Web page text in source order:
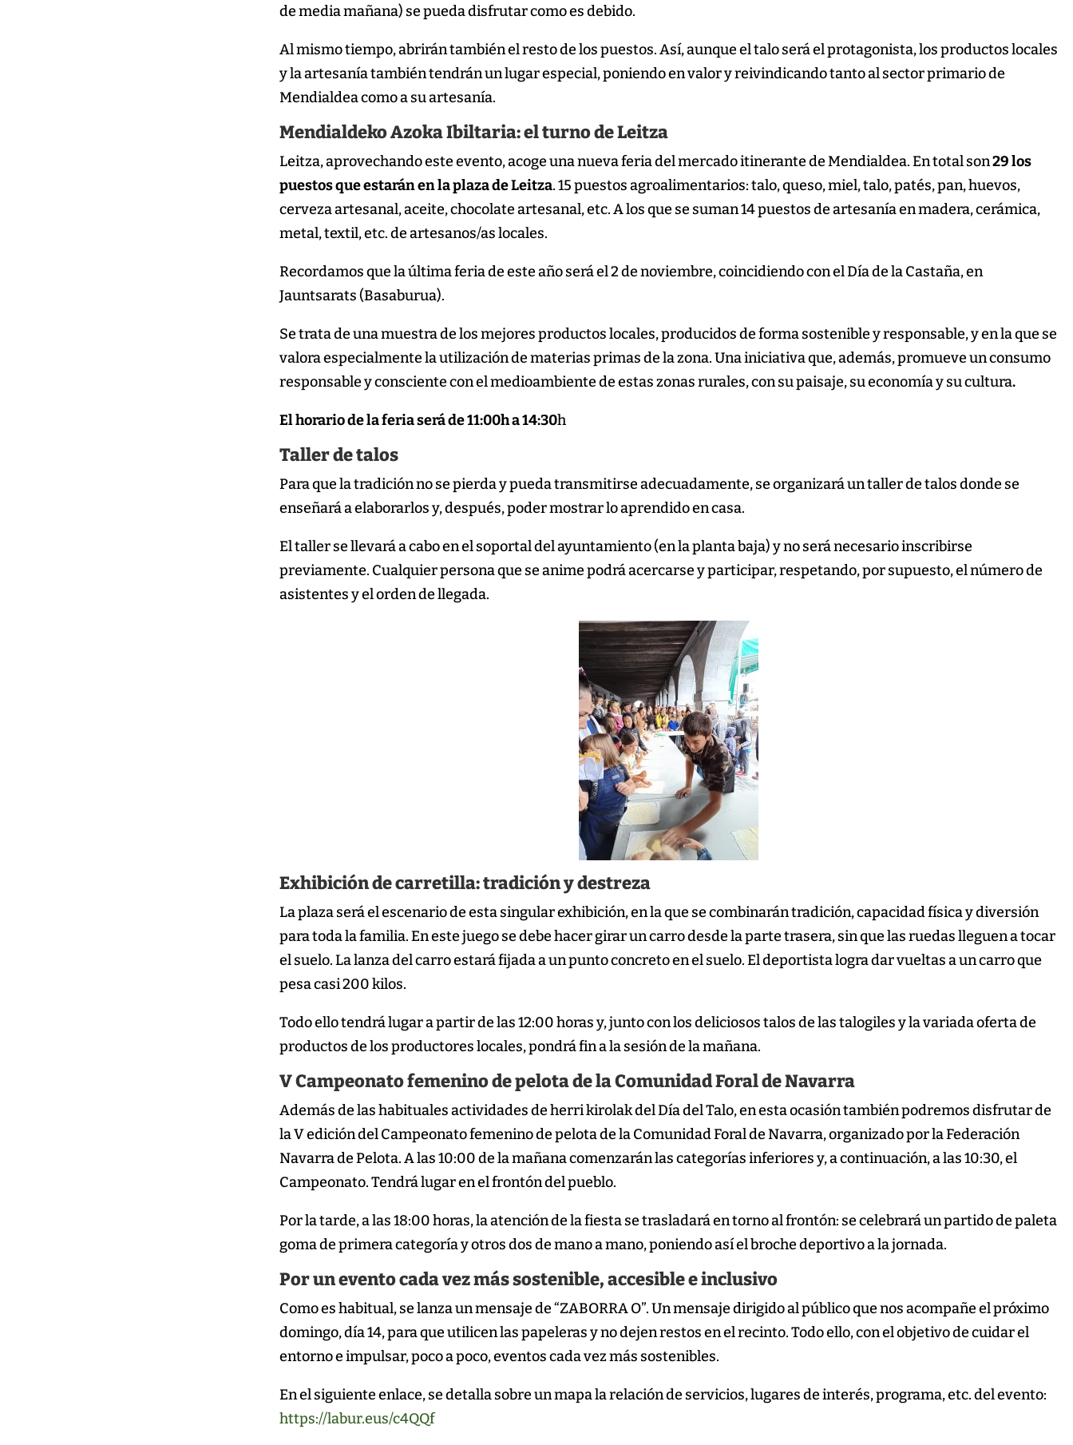
de media mañana) se pueda disfrutar como es debido.
Al mismo tiempo, abrirán también el resto de los puestos. Así, aunque el talo será el protagonista, los productos locales
y la artesanía también tendrán un lugar especial, poniendo en valor y reivindicando tanto al sector primario de
Mendialdea como a su artesanía.
Mendialdeko Azoka Ibiltaria: el turno de Leitza
Leitza, aprovechando este evento, acoge una nueva feria del mercado itinerante de Mendialdea. En total son29 los
puestos que estarán en la plaza de Leitza. 15 puestos agroalimentarios: talo, queso, miel, talo, patés, pan, huevos,
cerveza artesanal, aceite, chocolate artesanal, etc. A los que se suman 14 puestos de artesanía en madera, cerámica,
metal, textil, etc. de artesanos/as locales.
Recordamos que la última feria de este año será el 2 de noviembre, coincidiendo con el Día de la Castaña, en
Jauntsarats (Basaburua).
Se trata de una muestra de los mejores productos locales, producidos de forma sostenible y responsable, y en la que se
valora especialmente la utilización de materias primas de la zona. Una iniciativa que, además, promueve un consumo
responsable y consciente con el medioambiente de estas zonas rurales, con su paisaje, su economía y su cultura.
El horario de la feria será de 11:00h a 14:30h
Taller de talos
Para que la tradición no se pierda y pueda transmitirse adecuadamente, se organizará un taller de talos donde se
enseñará a elaborarlos y, después, poder mostrar lo aprendido en casa.
El taller se llevará a cabo en el soportal del ayuntamiento (en la planta baja) y no será necesario inscribirse
previamente. Cualquier persona que se anime podrá acercarse y participar, respetando, por supuesto, el número de
asistentes y el orden de llegada.
Exhibición de carretilla: tradición y destreza
La plaza será el escenario de esta singular exhibición, en la que se combinarán tradición, capacidad física y diversión
para toda la familia. En este juego se debe hacer girar un carro desde la parte trasera, sin que las ruedas lleguen a tocar
el suelo. La lanza del carro estará fijada a un punto concreto en el suelo. El deportista logra dar vueltas a un carro que
pesa casi 200 kilos.
Todo ello tendrá lugar a partir de las 12:00 horas y, junto con los deliciosos talos de las talogiles y la variada oferta de
productos de los productores locales, pondrá fin a la sesión de la mañana.
V Campeonato femenino de pelota de la Comunidad Foral de Navarra
Además de las habituales actividades de herri kirolak del Día del Talo, en esta ocasión también podremos disfrutar de
la V edición del Campeonato femenino de pelota de la Comunidad Foral de Navarra, organizado por la Federación
Navarra de Pelota. A las 10:00 de la mañana comenzarán las categorías inferiores y, a continuación, a las 10:30, el
Campeonato. Tendrá lugar en el frontón del pueblo.
Por la tarde, a las 18:00 horas, la atención de la fiesta se trasladará en torno al frontón: se celebrará un partido de paleta
goma de primera categoría y otros dos de mano a mano, poniendo así el broche deportivo a la jornada.
Por un evento cada vez más sostenible, accesible e inclusivo
Como es habitual, se lanza un mensaje de “ZABORRA O”. Un mensaje dirigido al público que nos acompañe el próximo
domingo, día 14, para que utilicen las papeleras y no dejen restos en el recinto. Todo ello, con el objetivo de cuidar el
entorno e impulsar, poco a poco, eventos cada vez más sostenibles.
En el siguiente enlace, se detalla sobre un mapa la relación de servicios, lugares de interés, programa, etc. del evento:
https://labur.eus/c4QQf